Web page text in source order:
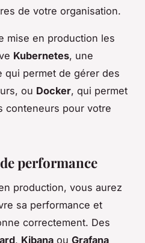
de votre organisation.
mise en production les
Kubernetes, une
qui permet de gérer des
ou Docker, qui permet
conteneurs pour votre
performance
production, vous aurez
sa performance et
correctement. Des
, Kibana ou Grafana